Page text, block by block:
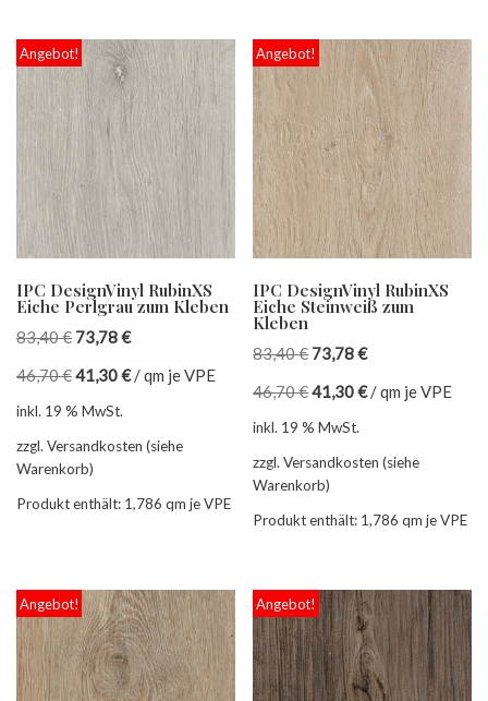
Angebot!
IPC DesignVinyl RubinXS
Eiche Perlgrau zum Kleben
83,40€ 73,78€
46,70€41,30€/qm je VPE
inkl. 19 % MwSt.
zzgl. Versandkosten (siehe
Warenkorb)
Produkt enthält: 1,786 qm je VPE
Angebot!
IPC DesignVinyl RubinXS
Eiche Steinweiß zum
Kleben
83,40€ 73,78€
46,70€41,30€/qm je VPE
inkl. 19 % MwSt.
zzgl. Versandkosten (siehe
Warenkorb)
Produkt enthält: 1,786qm je VPE
Angebot! Angebot!